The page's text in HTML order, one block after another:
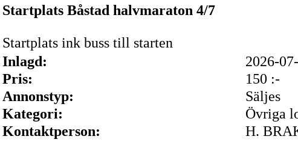
Startplats Båstad halvmaraton 4/7
Startplats ink buss till starten
Inlagd:
2026-
Pris:
150 :-
Annonstyp:
Säljes
Kategori:
Övriga
Kontaktperson:
H.